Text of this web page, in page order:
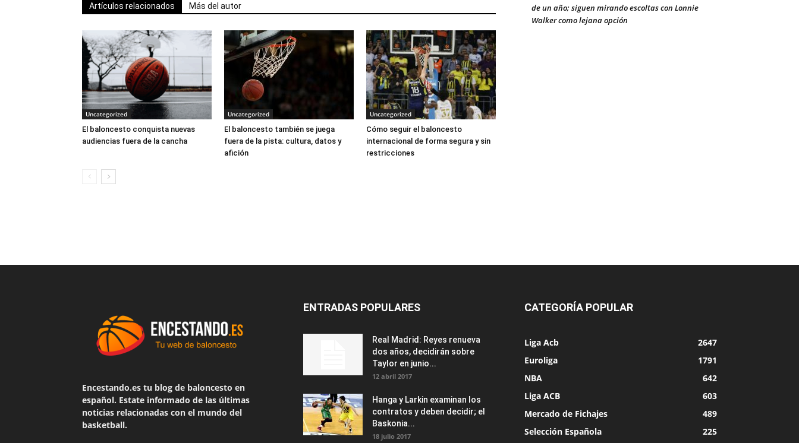
Artículos relacionados Más del autor
Uncategorized
El baloncesto conquista nuevas
audiencias fuera de la cancha
Uncategorized
El baloncesto también se juega
fuera de la pista: cultura, datos y
afición
Uncategorized
Cómo seguir el baloncesto
internacional de forma segura y sin
restricciones
de un año; siguen mirando escoltas con Lonnie
Walker como lejana opción
Encestando.es tu blog de baloncesto en
español. Estate informado de las últimas
noticias relacionadas con el mundo del
basketball.
ENTRADAS POPULARES
Real Madrid: Reyes renueva
dos años, decidirán sobre
Taylor en junio...
12 abril 2017
Hanga y Larkin examinan los
contratos y deben decidir; el
Baskonia...
18 julio 2017
CATEGORÍA POPULAR
Liga Acb
2647
Euroliga
1791
NBA
642
Liga ACB
603
Mercado de Fichajes
489
Selección Española
225